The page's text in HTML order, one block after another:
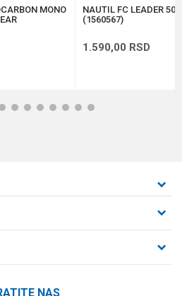
POŠALJIMONO
NAUTIL FC LEADER
(1560567)
1.590,00 RSD
5 6 7 8 9 101112
NAS